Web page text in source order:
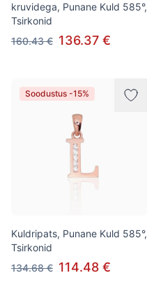
kruvidega, Punane Kuld 585°,
Tsirkonid
160.43 € 136.37 €
Soodustus -15%
Kuldripats, Punane Kuld 585°,
Tsirkonid
134.68 € 114.48 €